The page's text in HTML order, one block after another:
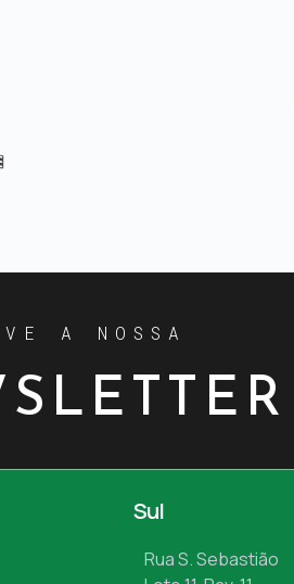
A NOSSA
Sul
Rua S. Sebastião